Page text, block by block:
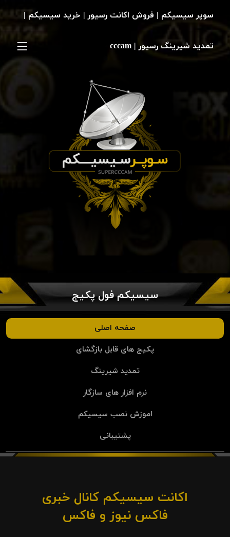
سیسیکم فول پکیج
صفحه اصلی
پکیج های قابل بازگشای
تمدید شیرینگ
نرم افزار های سازگار
اموزش نصب سیسیکم
پشتیبانی
اکانت سیسیکم کانال خبری
فاکس نیوز و فاکس
سوپر سیسیکم | فروش اکانت رسیور | خرید سیسیکم |
تمدید شیرینگ رسیور | cccam